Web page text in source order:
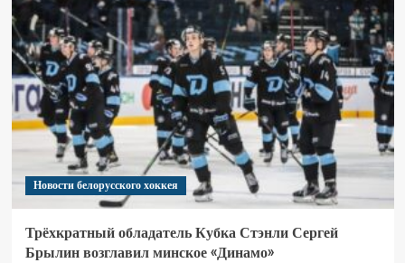
Новости белорусского хоккея
Трёхкратный обладатель Кубка Стэнли Сергей
Брылин возглавил минское «Динамо»